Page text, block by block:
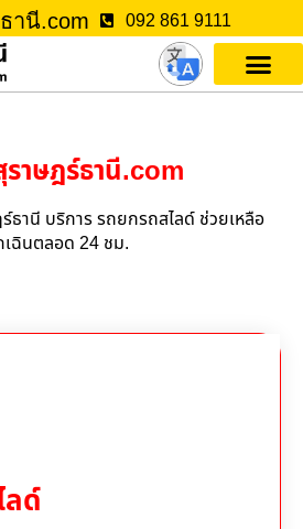
านี.com 092 861 9111
าษฎร์ธานี.com
ธานี บริการ รถยกรถสไลด์ ช่วยเหลือ
ฉินตลอด 24 ชม.
ลด์